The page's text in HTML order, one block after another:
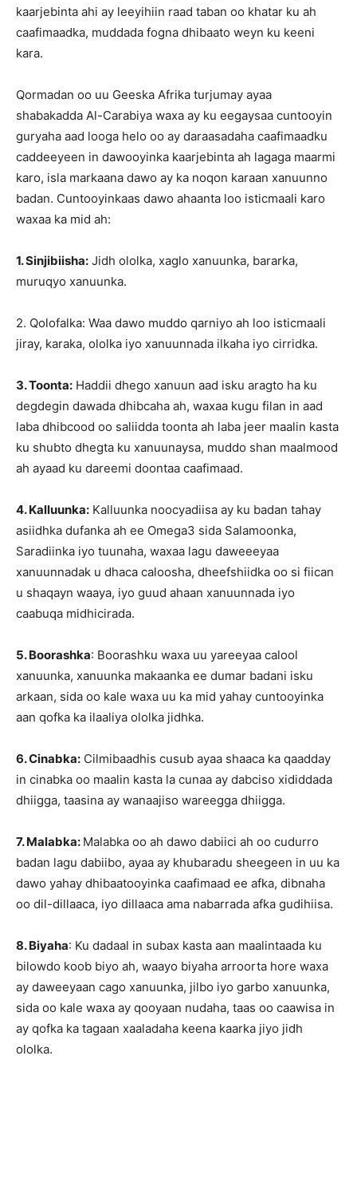
kaarjebinta ahi ay leeyihiin raad taban oo khatar ku ah
caafimaadka, muddada fogna dhibaato weyn ku keeni
kara.
Qormadan oo uu Geeska Afrika turjumay ayaa
shabakadda Al-Carabiya waxa ay ku eegaysaa cuntooyin
guryaha aad looga helo oo ay daraasadaha caafimaadku
caddeeyeen in dawooyinka kaarjebinta ah lagaga maarmi
karo, isla markaana dawo ay ka noqon karaan xanuunno
badan. Cuntooyinkaas dawo ahaanta loo isticmaali karo
waxaa ka mid ah:
1. Sinjibiisha: Jidh ololka, xaglo xanuunka, bararka,
muruqyo xanuunka.
2. Qolofalka: Waa dawo muddo qarniyo ah loo isticmaali
jiray, karaka, ololka iyo xanuunnada ilkaha iyo cirridka.
3. Toonta: Haddii dhego xanuun aad isku aragto ha ku
degdegin dawada dhibcaha ah, waxaa kugu filan in aad
laba dhibcood oo saliidda toonta ah laba jeer maalin kasta
ku shubto dhegta ku xanuunaysa, muddo shan maalmood
ah ayaad ku dareemi doontaa caafimaad.
4. Kalluunka: Kalluunka noocyadiisa ay ku badan tahay
asiidhka dufanka ah ee Omega3 sida Salamoonka,
Saradiinka iyo tuunaha, waxaa lagu daweeeyaa
xanuunnadak u dhaca caloosha, dheefshiidka oo si fiican
u shaqayn waaya, iyo guud ahaan xanuunnada iyo
caabuqa midhicirada.
5. Boorashka: Boorashku waxa uu yareeyaa calool
xanuunka, xanuunka makaanka ee dumar badani isku
arkaan, sida oo kale waxa uu ka mid yahay cuntooyinka
aan qofka ka ilaaliya ololka jidhka.
6. Cinabka: Cilmibaadhis cusub ayaa shaaca ka qaadday
in cinabka oo maalin kasta la cunaa ay dabciso xididdada
dhiigga, taasina ay wanaajiso wareegga dhiigga.
7. Malabka: Malabka oo ah dawo dabiici ah oo cudurro
badan lagu dabiibo, ayaa ay khubaradu sheegeen in uu ka
dawo yahay dhibaatooyinka caafimaad ee afka, dibnaha
oo dil-dillaaca, iyo dillaaca ama nabarrada afka gudihiisa.
8. Biyaha: Ku dadaal in subax kasta aan maalintaada ku
bilowdo koob biyo ah, waayo biyaha arroorta hore waxa
ay daweeyaan cago xanuunka, jilbo iyo garbo xanuunka,
sida oo kale waxa ay qooyaan nudaha, taas oo caawisa in
ay qofka ka tagaan xaaladaha keena kaarka jiyo jidh
ololka.